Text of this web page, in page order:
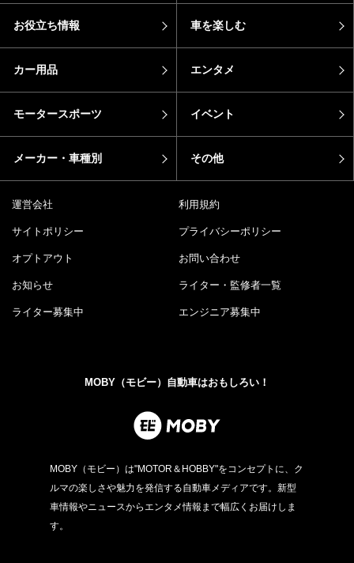
お役立ち情報 車を楽しむ
カー用品 エンタメ
モータースポーツ イベント
メーカー・車種別 その他
運営会社 利用規約
サイトポリシー プライバシーポリシー
オプトアウト お問い合わせ
お知らせ ライター・監修者一覧
ライター募集中 エンジニア募集中
MOBY（モビー）自動車はおもしろい！
MOBY（モビー）は"MOTOR＆HOBBY"をコンセプトに、ク
ルマの楽しさや魅力を発信する自動車メディアです。新型
車情報やニュースからエンタメ情報まで幅広くお届けしま
す。